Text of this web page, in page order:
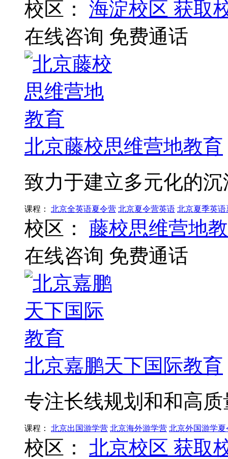
校区： 海淀校区 获取
在线咨询 免费通话
北京藤校思维营地教育
致力于建立多元化的
课程： 北京全英语夏令营 北京夏令营英语 北京夏季英语
校区：
藤校思维营地
在线咨询 免费通话
北京嘉鹏天下国际教育
专注长线规划和和高质
课程： 北京出国游学营 北京海外游学营 北京外国游学夏
校区： 北京校区 获取